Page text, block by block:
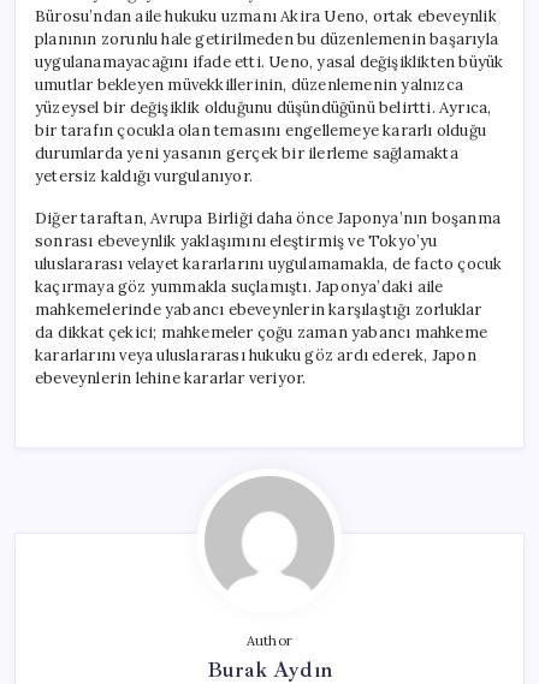
Bürosu’ndan aile hukuku uzmanı Akira Ueno, ortak ebeveynlik
planının zorunlu hale getirilmeden bu düzenlemenin başarıyla
uygulanamayacağını ifade etti. Ueno, yasal değişiklikten büyük
umutlar bekleyen müvekkillerinin, düzenlemenin yalnızca
yüzeysel bir değişiklik olduğunu düşündüğünü belirtti. Ayrıca,
bir tarafın çocukla olan temasını engellemeye kararlı olduğu
durumlarda yeni yasanın gerçek bir ilerleme sağlamakta
yetersiz kaldığı vurgulanıyor.
Diğer taraftan, Avrupa Birliği daha önce Japonya’nın boşanma
sonrası ebeveynlik yaklaşımını eleştirmiş ve Tokyo’yu
uluslararası velayet kararlarını uygulamamakla, de facto çocuk
kaçırmaya göz yummakla suçlamıştı. Japonya’daki aile
mahkemelerinde yabancı ebeveynlerin karşılaştığı zorluklar
da dikkat çekici; mahkemeler çoğu zaman yabancı mahkeme
kararlarını veya uluslararası hukuku göz ardı ederek, Japon
ebeveynlerin lehine kararlar veriyor.
Author
Burak Aydın